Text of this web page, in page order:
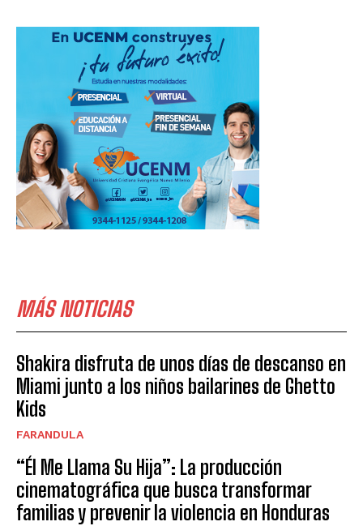
MÁS NOTICIAS
Shakira disfruta de unos días de descanso en
Miami junto a los niños bailarines de Ghetto
Kids
FARANDULA
“Él Me Llama Su Hija”: La producción
cinematográfica que busca transformar
familias y prevenir la violencia en Honduras